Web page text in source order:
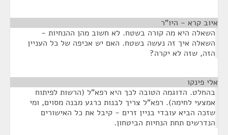
איוב קרא - היו"ר
השאלה היא מה קורה בשטח. לא חשוב מהן ההנחיות -
השאלה איך זה נעשה בשטח. האם יש אכיפה של כל העניין
הזה, שזה לא יקרה?
אלי פינקו
בהחלט. הדוגמה הטובה לכך היא רפא"ל (הרשות לפיתוח
אמצעי לחימה). רפא"ל צריך לבנות כרגע מבנה מסוים, ומי
שזכה הביא עובדי בניין זרים - קיבל את כל האישורים
הנדרשים תחת הנחיות הביטחון.